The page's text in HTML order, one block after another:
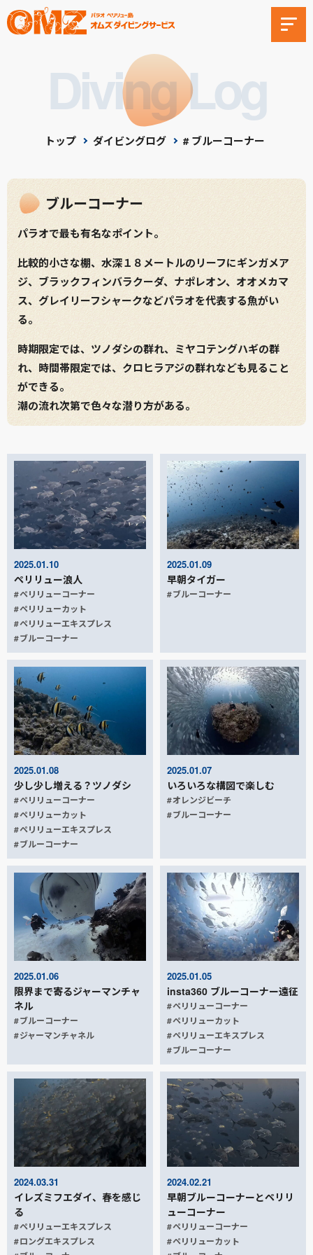
Diving Log
トップ ダイビングログ # ブルーコーナー
ブルーコーナー
パラオで最も有名なポイント。
比較的小さな棚、水深１８メートルのリーフにギンガメア
ジ、ブラックフィンバラクーダ、ナポレオン、オオメカマ
ス、グレイリーフシャークなどパラオを代表する魚がい
る。
時期限定では、ツノダシの群れ、ミヤコテングハギの群
れ、時間帯限定では、クロヒラアジの群れなども見ること
ができる。
潮の流れ次第で色々な潜り方がある。
2025.01.10
ペリリュー浪人
ペリリューコーナー
ペリリューカット
ペリリューエキスプレス
ブルーコーナー
2025.01.09
早朝タイガー
ブルーコーナー
2025.01.08
少し少し増える？ツノダシ
ペリリューコーナー
ペリリューカット
ペリリューエキスプレス
ブルーコーナー
2025.01.07
いろいろな構図で楽しむ
オレンジビーチ
ブルーコーナー
2025.01.06
限界まで寄るジャーマンチャ
ネル
ブルーコーナー
ジャーマンチャネル
2025.01.05
insta360 ブルーコーナー遠征
ペリリューコーナー
ペリリューカット
ペリリューエキスプレス
ブルーコーナー
2024.03.31
イレズミフエダイ、春を感じ
る
ペリリューエキスプレス
ロングエキスプレス
2024.02.21
早朝ブルーコーナーとペリリ
ューコーナー
ペリリューコーナー
ペリリューカット